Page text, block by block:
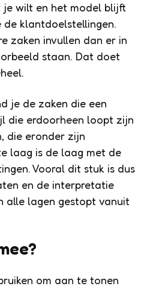
je wilt en het model blijft
de klantdoelstellingen.
zaken invullen dan er in
staan. Dat doet
je de zaken die een
die erdoorheen loopt zijn
die eronder zijn
laag is de laag met de
Vooral dit stuk is dus
en de interpretatie
alle lagen gestopt vanuit
om aan te tonen